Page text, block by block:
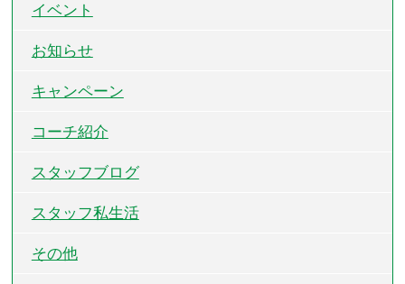
イベント
お知らせ
キャンペーン
コーチ紹介
スタッフブログ
スタッフ私生活
その他